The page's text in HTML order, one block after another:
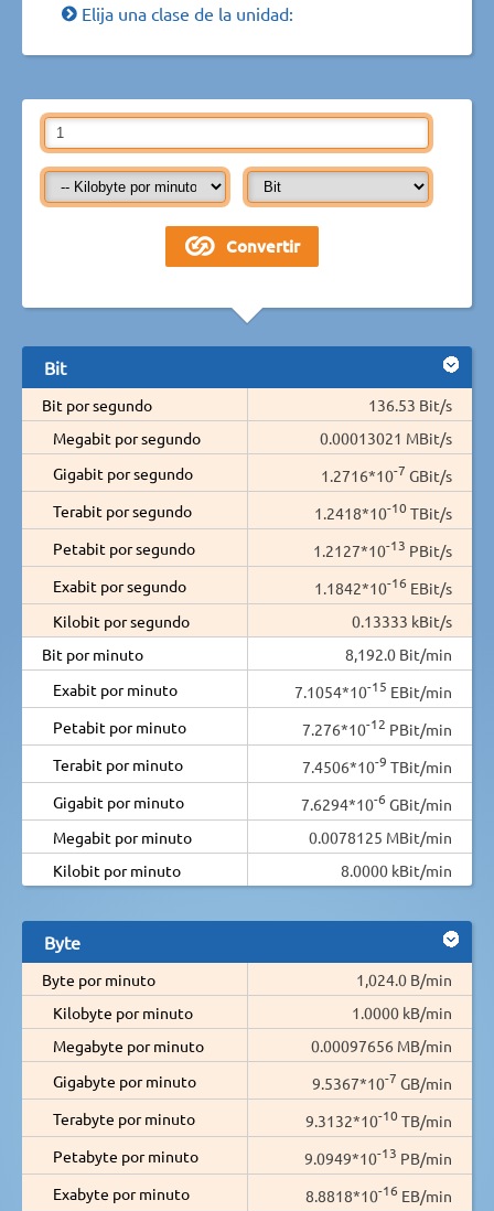
Elija una clase de la unidad:
Bit
Bit por segundo
136.53 Bit/s
Megabit por segundo
0.00013021 MBit/s
Gigabit por segundo
1.2716*10-7 GBit/s
Terabit por segundo
1.2418*10-10 TBit/s
Petabit por segundo
1.2127*10-13 PBit/s
Exabit por segundo
1.1842*10-16 EBit/s
Kilobit por segundo
0.13333 kBit/s
Bit por minuto
8,192.0 Bit/min
Exabit por minuto
7.1054*10-15 EBit/min
Petabit por minuto
7.276*10-12 PBit/min
Terabit por minuto
7.4506*10-9 TBit/min
Gigabit por minuto
7.6294*10-6 GBit/min
Megabit por minuto
0.0078125 MBit/min
Kilobit por minuto
8.0000 kBit/min
Byte
Byte por minuto
1,024.0 B/min
Kilobyte por minuto
1.0000 kB/min
Megabyte por minuto
0.00097656 MB/min
Gigabyte por minuto
9.5367*10-7 GB/min
Terabyte por minuto
9.3132*10-10 TB/min
Petabyte por minuto
9.0949*10-13 PB/min
Exabyte por minuto
8.8818*10-16 EB/min